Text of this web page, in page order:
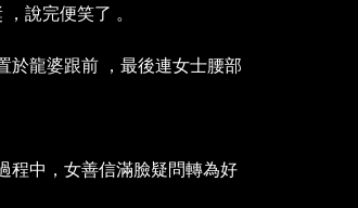
說完便笑了 。
於龍婆跟前 ，最後連女士腰部
程中，女善信滿臉疑問轉為好